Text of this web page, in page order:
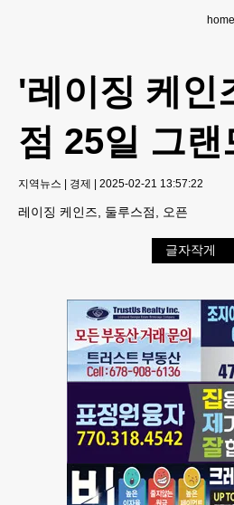
home
'레이징 케인
점 25일 그랜
지역뉴스 | 경제 | 2025-02-21 13:57:22
레이징 케인즈, 둘루스점, 오픈
글자작게